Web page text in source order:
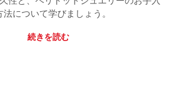
法について学びましょう。
続きを読む